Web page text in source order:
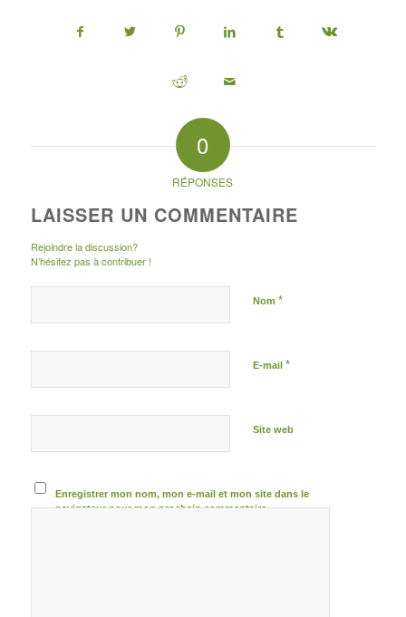
0
RÉPONSES
LAISSER UN COMMENTAIRE
Rejoindre la discussion?
N’hésitez pas à contribuer !
Nom *
E-mail *
Site web
Enregistrer mon nom, mon e-mail et mon site dans le
navigateur pour mon prochain commentaire.